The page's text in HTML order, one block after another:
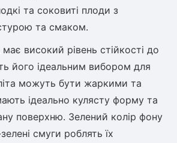
(Жерновець)
та соковиті плоди з
та смаком.
високий рівень стійкості до
його ідеальним вибором для
можуть бути жаркими та
ідеально кулясту форму та
поверхню. Зелений колір фону
смуги роблять їх